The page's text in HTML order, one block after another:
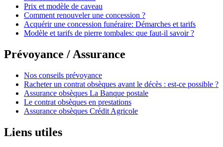
Prix et modèle de caveau
Comment renouveler une concession ?
Acquérir une concession funéraire: Démarches et tarifs
Modèle et tarifs de pierre tombales: que faut-il savoir ?
Prévoyance / Assurance
Nos conseils prévoyance
Racheter un contrat obsèques avant le décès : est-ce possible ?
Assurance obsèques La Banque postale
Le contrat obsèques en prestations
Assurance obsèques Crédit Agricole
Liens utiles